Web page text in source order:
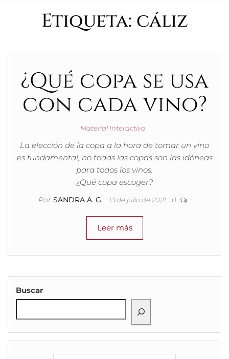
Etiqueta: cáliz
¿Qué copa se usa
con cada vino?
Material Interactivo
La elección de la copa a la hora de tomar un vino
es fundamental, no todas las copas son las idóneas
para todos los vinos.
¿Qué copa escoger?
Por SANDRA A. G. 13 de julio de 2021 0
Leer más
Buscar